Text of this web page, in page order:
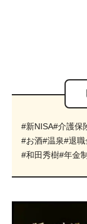
#新NISA#介護保
#お酒#温泉#退職
#和田秀樹#年金